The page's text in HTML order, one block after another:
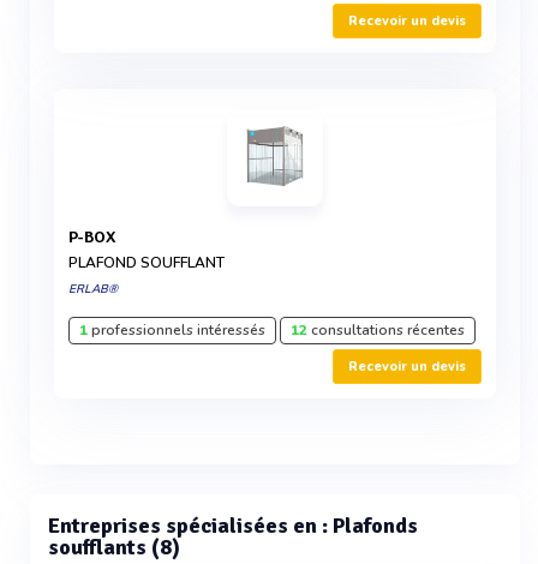
Recevoir un devis
P-BOX
PLAFOND SOUFFLANT
ERLAB®
1professionnels intéressés 12consultations récentes
Recevoir un devis
Entreprises spécialisées en : Plafonds
soufflants (8)